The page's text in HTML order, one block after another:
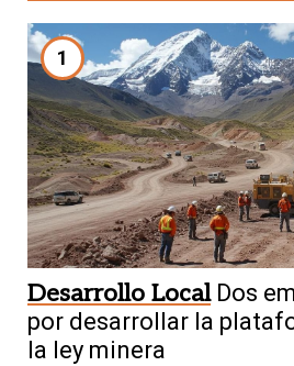
1
Desarrollo Local Dos
por desarrollar la
la ley minera